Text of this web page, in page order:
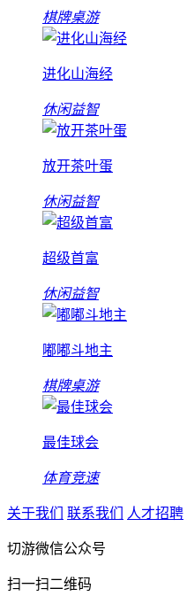
棋牌桌游
进化山海经
休闲益智
放开茶叶蛋
休闲益智
超级首富
休闲益智
嘟嘟斗地主
棋牌桌游
最佳球会
体育竞速
关于我们 联系我们 人才招聘
切游微信公众号
扫一扫二维码